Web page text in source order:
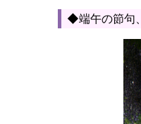
◆端午の節句